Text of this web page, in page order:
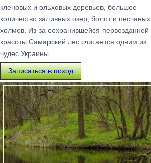
кленовых и ольховых деревьев, большое
количество заливных озер, болот и песчаных
холмов. Из-за сохранившейся первозданной
красоты Самарский лес считается одним из
чудес Украины.
Записаться в поход